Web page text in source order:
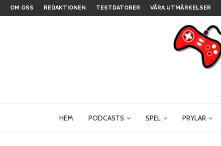
OM OSS REDAKTIONEN TESTDATORER VÅRA UTMÄRKELSER
HEM PODCASTS SPEL PRYLAR